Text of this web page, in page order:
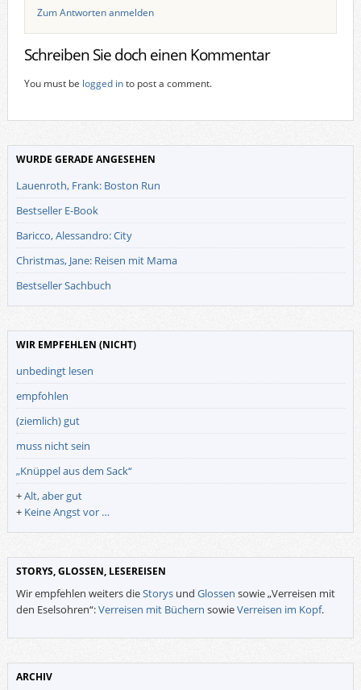
Zum Antworten anmelden
Schreiben Sie doch einen Kommentar
You must be logged into post a comment.
WURDE GERADE ANGESEHEN
Lauenroth, Frank: Boston Run
Bestseller E-Book
Baricco, Alessandro: City
Christmas, Jane: Reisen mit Mama
Bestseller Sachbuch
WIR EMPFEHLEN (NICHT)
unbedingt lesen
empfohlen
(ziemlich) gut
muss nicht sein
„Knüppel aus dem Sack“
+Alt, aber gut
+ Keine Angst vor …
STORYS, GLOSSEN, LESEREISEN
Wir empfehlen weiters dieStorysund Glossen sowie „Verreisen mit
den Eselsohren“:Verreisen mit Büchern sowieVerreisen im Kopf.
ARCHIV